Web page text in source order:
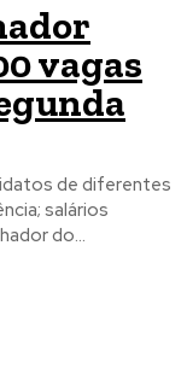
vagas
de diferentes
salários
do...